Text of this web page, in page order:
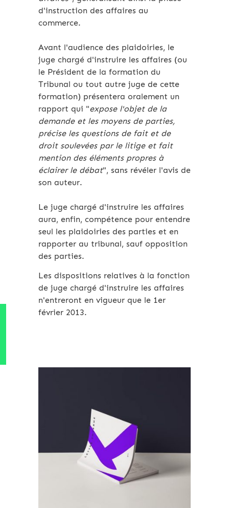
d'instruction des affaires au
commerce.
Avant l'audience des plaidoiries, le
juge chargé d'instruire les affaires (ou
le Président de la formation du
Tribunal ou tout autre juge de cette
formation) présentera oralement un
rapport qui "expose l'objet de la
demande et les moyens de parties,
précise les questions de fait et de
droit soulevées par le litige et fait
mention des éléments propres à
éclairer le débat", sans révéler l'avis de
son auteur.
Le juge chargé d'instruire les affaires
aura, enfin, compétence pour entendre
seul les plaidoiries des parties et en
rapporter au tribunal, sauf opposition
des parties.
Les dispositions relatives à la fonction
de juge chargé d'instruire les affaires
n'entreront en vigueur que le 1er
février 2013.